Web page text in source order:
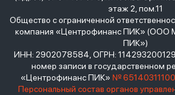
этаж 2, пом.11
Общество с ограниченной
компания «Центрофинанс ПИК» (ООО
ПИК»)
ИНН: 2902078584, ОГРН:
номер записи в государственном
«Центрофинанс ПИК» №
Персональный состав органов